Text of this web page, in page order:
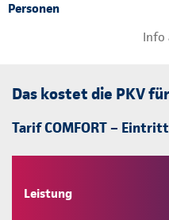
Personen
Info
Das kostet die PKV
Tarif COMFORT –
Leistung